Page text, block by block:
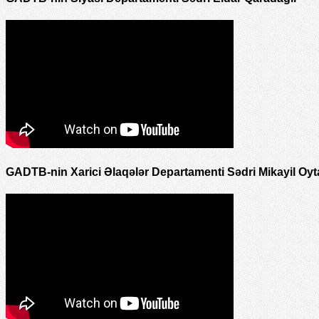
GADTB-nin Xarici Əlaqələr Departamenti Sədri Mikayil